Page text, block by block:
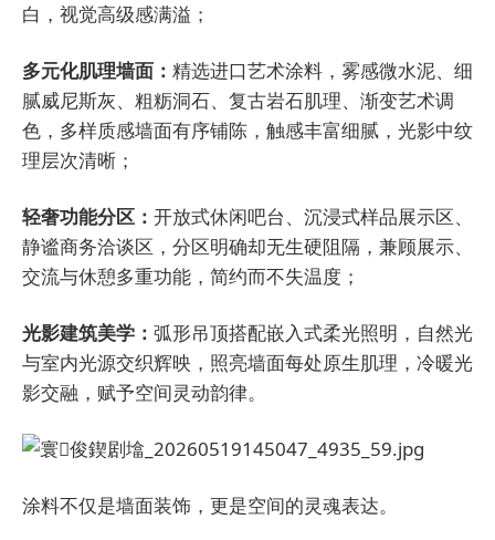
白，视觉高级感满溢；
多元化肌理墙面 ： 精选进口艺术涂料，雾感微水泥、细
腻威尼斯灰、粗粝洞石、复古岩石肌理、渐变艺术调
色，多样质感墙面有序铺陈，触感丰富细腻，光影中纹
理层次清晰；
轻奢功能分区： 开放式休闲吧台、沉浸式样品展示区、
静谧商务洽谈区，分区明确却无生硬阻隔，兼顾展示、
交流与休憩多重功能，简约而不失温度；
光影建筑美学： 弧形吊顶搭配嵌入式柔光照明，自然光
与室内光源交织辉映，照亮墙面每处原生肌理，冷暖光
影交融，赋予空间灵动韵律。
涂料不仅是墙面装饰，更是空间的灵魂表达。